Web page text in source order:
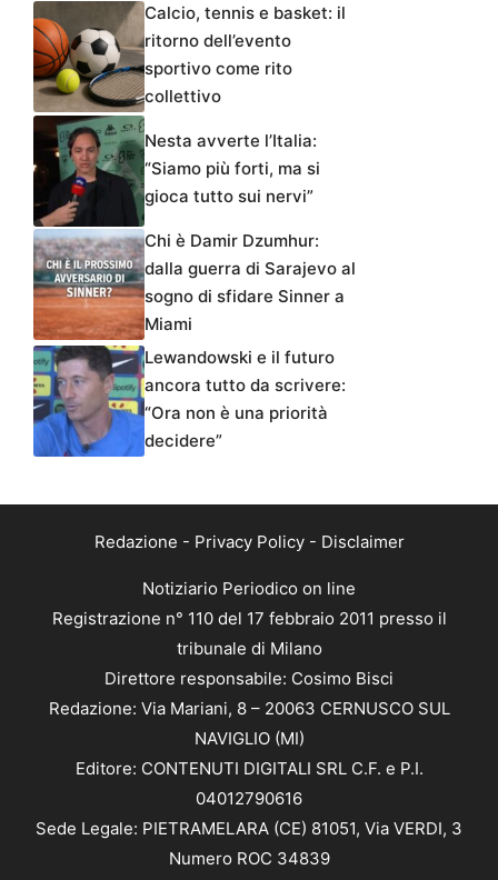
Calcio, tennis e basket: il
ritorno dell’evento
sportivo come rito
collettivo
Nesta avverte l’Italia:
“Siamo più forti, ma si
gioca tutto sui nervi”
Chi è Damir Dzumhur:
dalla guerra di Sarajevo al
sogno di sfidare Sinner a
Miami
Lewandowski e il futuro
ancora tutto da scrivere:
“Ora non è una priorità
decidere”
Redazione - Privacy Policy- Disclaimer
Notiziario Periodico on line
Registrazione n° 110 del 17 febbraio 2011 presso il
tribunale di Milano
Direttore responsabile: Cosimo Bisci
Redazione: Via Mariani, 8 – 20063 CERNUSCO SUL
NAVIGLIO (MI)
Editore: CONTENUTI DIGITALI SRL C.F. e P.I.
04012790616
Sede Legale: PIETRAMELARA (CE) 81051, Via VERDI, 3
Numero ROC 34839